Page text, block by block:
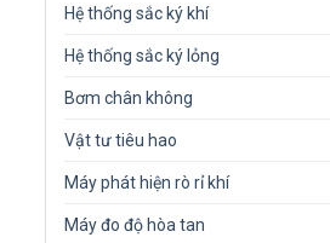
Hệ thống sắc ký khí
Hệ thống sắc ký lỏng
Bơm chân không
Vật tư tiêu hao
Máy phát hiện rò rỉ khí
Máy đo độ hòa tan